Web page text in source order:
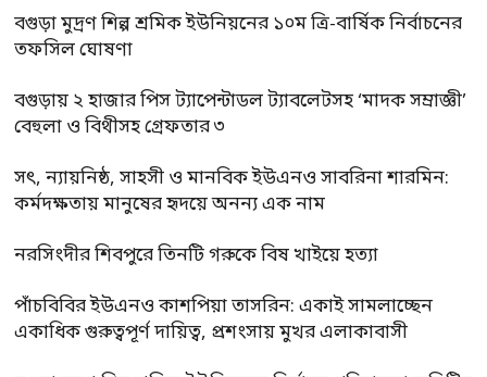
বগুড়া মুদ্রণ শিল্প শ্রমিক ইউনিয়নের ১০ম ত্রি-বার্ষিক নির্বাচনের
তফসিল ঘোষণা
বগুড়ায় ২ হাজার পিস ট্যাপেন্টাডল ট্যাবলেটসহ ‘মাদক সম্রাজ্ঞী’
বেহুলা ও বিথীসহ গ্রেফতার ৩
সৎ, ন্যায়নিষ্ঠ, সাহসী ও মানবিক ইউএনও সাবরিনা শারমিন:
কর্মদক্ষতায় মানুষের হৃদয়ে অনন্য এক নাম
নরসিংদীর শিবপুরে তিনটি গরুকে বিষ খাইয়ে হত্যা
পাঁচবিবির ইউএনও কাশপিয়া তাসরিন: একাই সামলাচ্ছেন
একাধিক গুরুত্বপূর্ণ দায়িত্ব, প্রশংসায় মুখর এলাকাবাসী